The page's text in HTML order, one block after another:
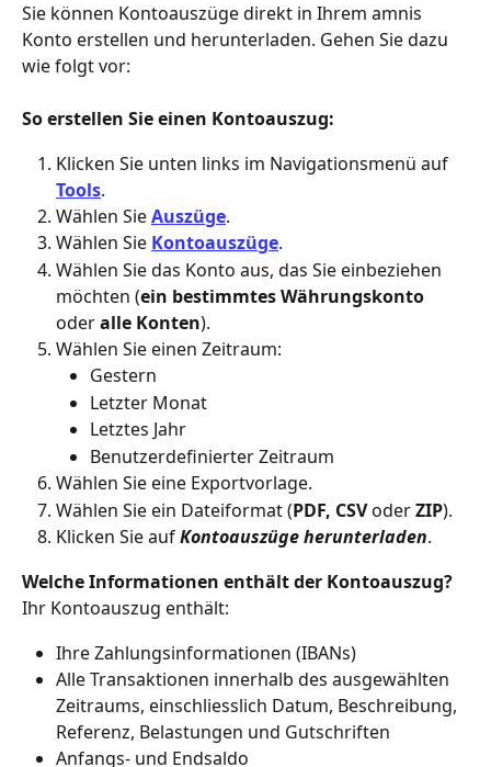
Sie können Kontoauszüge direkt in Ihrem amnis
Konto erstellen und herunterladen. Gehen Sie dazu
wie folgt vor:
So erstellen Sie einen Kontoauszug:
Klicken Sie unten links im Navigationsmenü auf
Tools.
Wählen Sie Auszüge.
Wählen Sie Kontoauszüge.
Wählen Sie das Konto aus, das Sie einbeziehen
möchten (ein bestimmtes Währungskonto
oder alle Konten).
Wählen Sie einen Zeitraum:
Gestern
Letzter Monat
Letztes Jahr
Benutzerdefinierter Zeitraum
Wählen Sie eine Exportvorlage.
Wählen Sie ein Dateiformat (PDF, CSV oder ZIP).
Klicken Sie auf Kontoauszüge herunterladen.
Welche Informationen enthält der Kontoauszug?
Ihr Kontoauszug enthält:
Ihre Zahlungsinformationen (IBANs)
Alle Transaktionen innerhalb des ausgewählten
Zeitraums, einschliesslich Datum, Beschreibung,
Referenz, Belastungen und Gutschriften
Anfangs- und Endsaldo